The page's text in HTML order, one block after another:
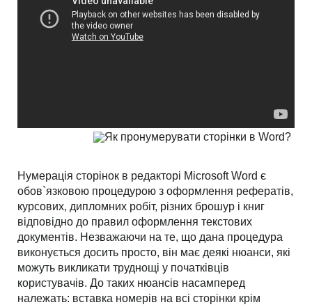
Нумерація сторінок в редакторі Microsoft Word є
обов`язковою процедурою з оформлення рефератів,
курсових, дипломних робіт, різних брошур і книг
відповідно до правил оформлення текстових
документів. Незважаючи на те, що дана процедура
виконується досить просто, він має деякі нюанси, які
можуть викликати труднощі у початківців
користувачів. До таких нюансів насамперед
належать: вставка номерів на всі сторінки крім